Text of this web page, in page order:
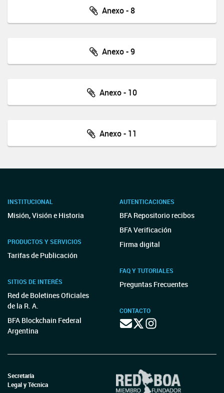
Anexo - 8
Anexo - 9
Anexo - 10
Anexo - 11
INSTITUCIONAL
Misión, Visión e Historia
PRODUCTOS Y SERVICIOS
Tarifas de Publicación
SITIOS DE INTERÉS
Red de Boletines Oficiales
de la R. A.
BFA Blockchain Federal
Argentina
AUTENTICACIONES
BFA Repositorio recibos
BFA Verificación
Firma digital
FAQ Y TUTORIALES
Preguntas Frecuentes
CONTACTO
Secretaría
Legal y Técnica